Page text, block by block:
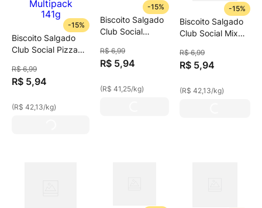
-15%
Biscoito Salgado
Club Social Pizza
R$ 6,99
R$ 5,94
(R$ 42,13/kg)
-15%
Biscoito Salgado
Club Social
144g
R$ 6,99
R$ 5,94
(R$ 41,25/kg)
-15%
Biscoito Salgado
Club Social Mix
Multipack 141g
R$ 6,99
R$ 5,94
(R$ 42,13/kg)